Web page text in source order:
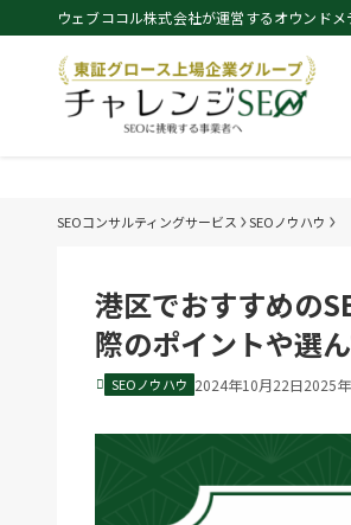
ウェブココル株式会社が運営するオウンドメ
SEOコンサルティングサービス SEOノウハウ
港区でおすすめの
際のポイントや選
SEOノウハウ 2024年10月22日2025